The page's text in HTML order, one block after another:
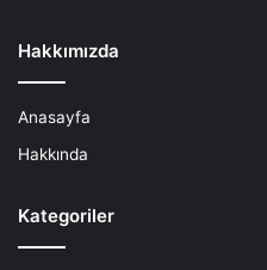
Hakkımızda
Anasayfa
Hakkında
Kategoriler